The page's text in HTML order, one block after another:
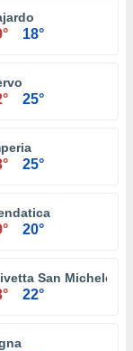
18°
25°
25°
20°
San Michele
22°